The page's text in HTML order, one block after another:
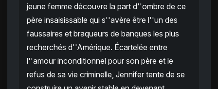
jeune femme découvre la part d''ombre de ce
père insaisissable qui s''avère être l''un des
faussaires et braqueurs de banques les plus
recherchés d''Amérique. Écartelée entre
l''amour inconditionnel pour son père et le
refus de sa vie criminelle, Jennifer tente de se